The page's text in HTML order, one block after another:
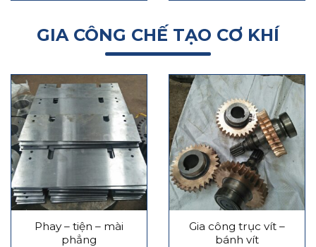
GIA CÔNG CHẾ TẠO CƠ KHÍ
Phay – tiện – mài
phẳng
Gia công trục vít –
bánh vít